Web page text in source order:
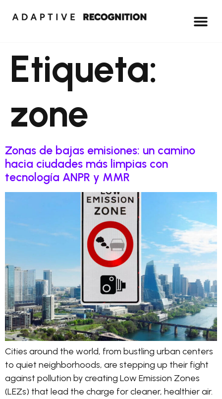
Etiqueta:
zone
Zonas de bajas emisiones: un camino
hacia ciudades más limpias con
tecnología ANPR y MMR
Cities around the world, from bustling urban centers
to quiet neighborhoods, are stepping up their fight
against pollution by creating Low Emission Zones
(LEZs) that lead the charge for cleaner, healthier air.